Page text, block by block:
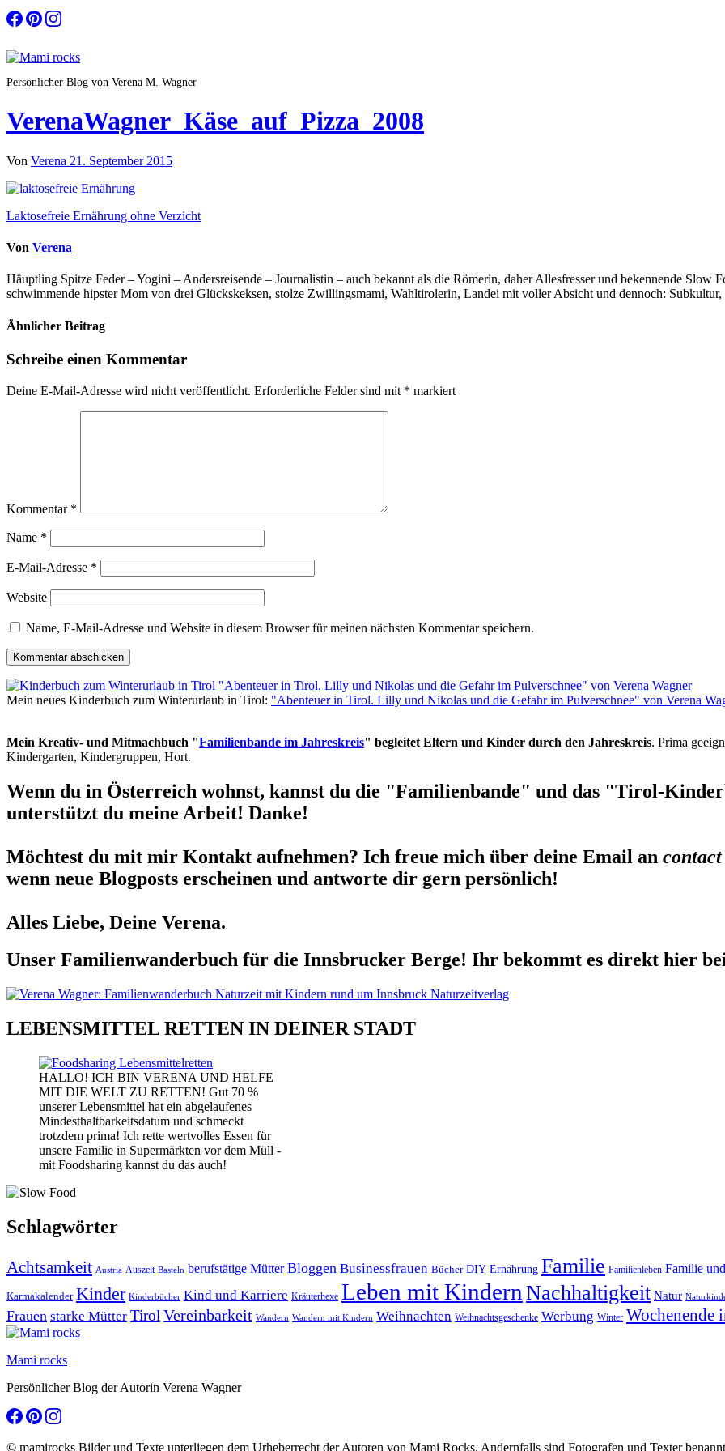
Zum
Inhalt
Persönlicher Blog von Verena M. Wagner
VerenaWagner_Käse_auf_Pizza_2008
Von Verena 21. September 2015
Beitragsnavigation
Laktosefreie Ernährung ohne Verzicht
Von Verena
Häuptling Spitze Feder – Yogini – Andersreisende – Journalistin – auch bekannt als die Römerin, daher Allesfresser und bekennende Slow
schwimmende hipster Mom von drei Glückskeksen, stolze Zwillingsmami, Wahltirolerin, Landei mit voller Absicht und dennoch:
Ähnlicher Beitrag
Schreibe einen Kommentar
Deine E-Mail-Adresse wird nicht veröffentlicht. Erforderliche Felder sind mit * markiert
Kommentar *
Name *
E-Mail-Adresse *
Website
Name, E-Mail-Adresse und Website in diesem Browser für meinen nächsten Kommentar speichern.
Mein neues Kinderbuch zum Winterurlaub in Tirol: "Abenteuer in Tirol. Lilly und Nikolas und die Gefahr im Pulverschnee" von Verena
Mein Kreativ- und Mitmachbuch "Familienbande im Jahreskreis" begleitet Eltern und Kinder durch den Jahreskreis. Prima
Kindergarten, Kindergruppen, Hort.
Wenn du in Österreich wohnst, kannst du die "Familienbande" und das "Tirol-
unterstützt du meine Arbeit! Danke!
Möchtest du mit mir Kontakt aufnehmen? Ich freue mich über deine Email an
wenn neue Blogposts erscheinen und antworte dir gern persönlich!
Alles Liebe, Deine Verena.
Unser Familienwanderbuch für die Innsbrucker Berge! Ihr bekommt es direkt hier
LEBENSMITTEL RETTEN IN DEINER STADT
HALLO! ICH BIN VERENA UND HELFE
MIT DIE WELT ZU RETTEN! Gut 70 %
unserer Lebensmittel hat ein abgelaufenes
Mindesthaltbarkeitsdatum und schmeckt
trotzdem prima! Ich rette wertvolles Essen für
unsere Familie in Supermärkten vor dem Müll -
mit Foodsharing kannst du das auch!
Schlagwörter
Achtsamkeit Austria Auszeit Basteln berufstätige Mütter Bloggen Businessfrauen Bücher DIY Ernährung Familie Familienleben Familie
Karmakalender Kinder Kinderbücher Kind und Karriere Kräuterhexe Leben mit Kindern Nachhaltigkeit Natur
Frauen starke Mütter Tirol Vereinbarkeit Wandern Wandern mit Kindern Weihnachten Weihnachtsgeschenke Werbung Winter Wochenende
Mami rocks
Persönlicher Blog der Autorin Verena Wagner
© mamirocks Bilder und Texte unterliegen dem Urheberrecht der Autoren von Mami Rocks. Andernfalls sind Fotografen und Texter